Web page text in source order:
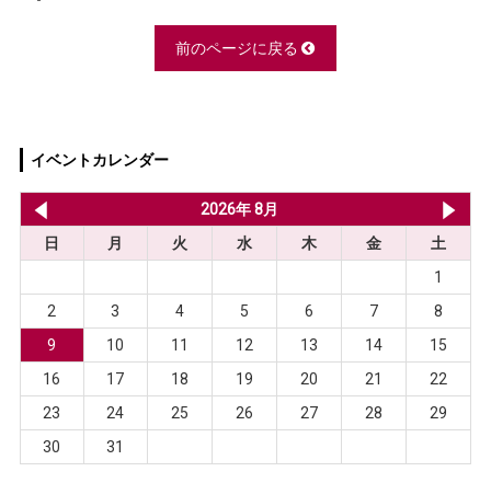
前のページに戻る
イベントカレンダー
2026年 8月
日
月 火 水 木 金
土
1
2
3 4 5 6 7
8
9
10 11 12 13 14
15
16
17 18 19 20 21
22
23
24 25 26 27 28
29
30
31